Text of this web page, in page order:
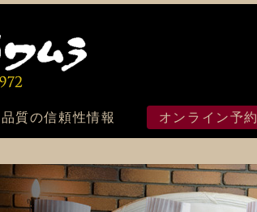
品質の信頼性情報 オンライン予約